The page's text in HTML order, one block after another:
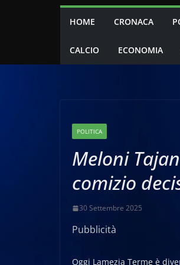
HOME CRONACA
CALCIO ECONOMIA
POLITICA
Meloni
comizio
30 Settembre 2025
Pubblicità
Oggi Lamezia Terme è